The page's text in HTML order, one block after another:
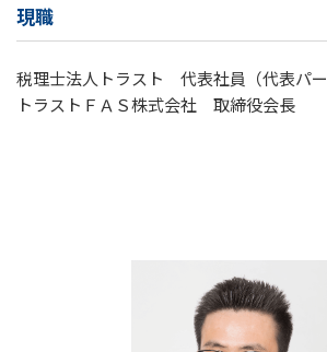
現職
税理士法人トラスト 代表社員（代表パー
トラストＦＡＳ株式会社 取締役会長